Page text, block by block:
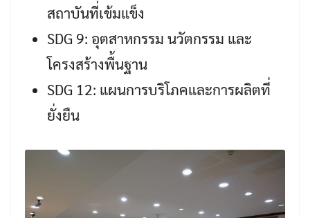
สถาบันที่เข้มแข็ง
SDG 9: อุตสาหกรรม นวัตกรรม และ
โครงสร้างพื้นฐาน
SDG 12: แผนการบริโภคและการผลิตที่
ยั่งยืน